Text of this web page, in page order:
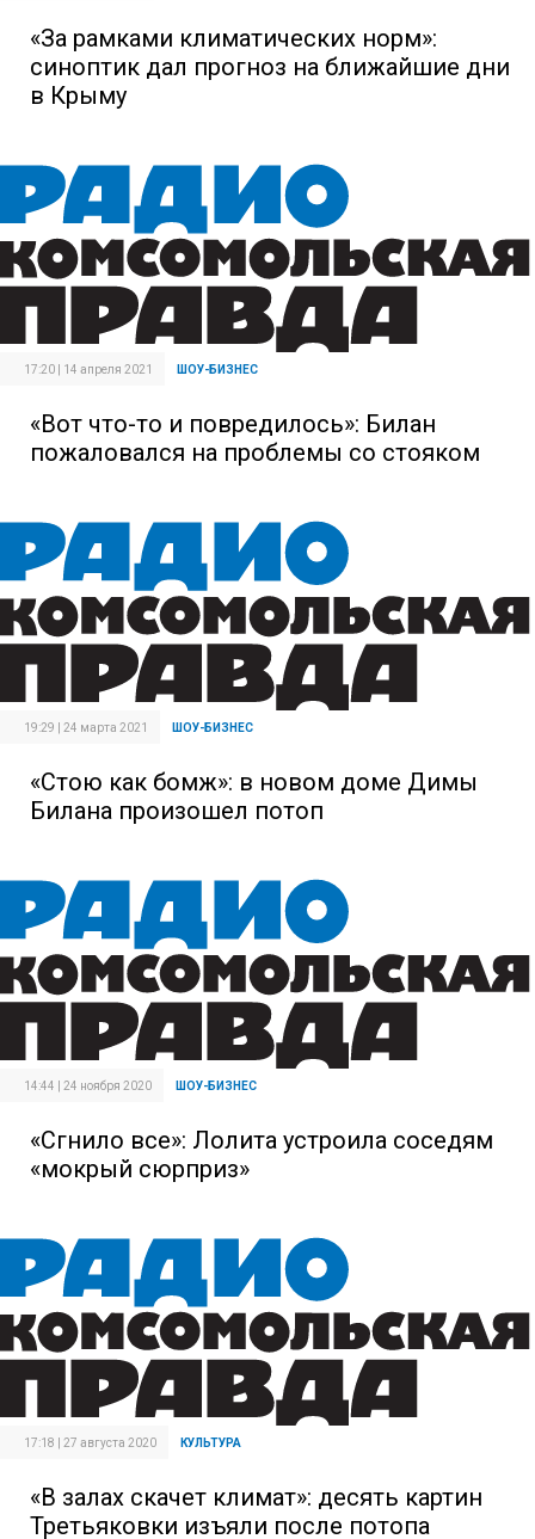
«За рамками климатических норм»:
синоптик дал прогноз на ближайшие дни
в Крыму
17:20 | 14 апреля 2021 ШОУ-БИЗНЕС
«Вот что-то и повредилось»: Билан
пожаловался на проблемы со стояком
19:29 | 24 марта 2021 ШОУ-БИЗНЕС
«Стою как бомж»: в новом доме Димы
Билана произошел потоп
14:44 | 24 ноября 2020 ШОУ-БИЗНЕС
«Сгнило все»: Лолита устроила соседям
«мокрый сюрприз»
17:18 | 27 августа 2020 КУЛЬТУРА
«В залах скачет климат»: десять картин
Третьяковки изъяли после потопа